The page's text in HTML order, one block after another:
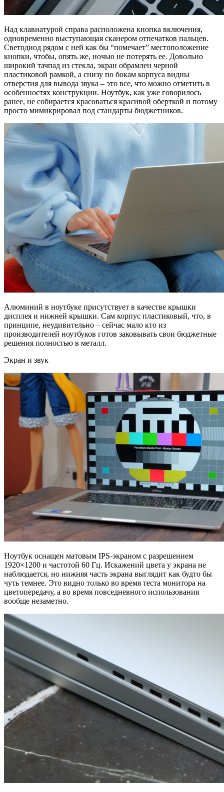
Над клавиатурой справа расположена кнопка включения,
одновременно выступающая сканером отпечатков пальцев.
Светодиод рядом с ней как бы “помечает” местоположение
кнопки, чтобы, опять же, ночью не потерять ее. Довольно
широкий тачпад из стекла, экран обрамлен черной
пластиковой рамкой, а снизу по бокам корпуса видны
отверстия для вывода звука – это все, что можно отметить в
особенностях конструкции. Ноутбук, как уже говорилось
ранее, не собирается красоваться красивой оберткой и потому
просто мимикрировал под стандарты бюджетников.
Алюминий в ноутбуке присутствует в качестве крышки
дисплея и нижней крышки. Сам корпус пластиковый, что, в
принципе, неудивительно – сейчас мало кто из
производителей ноутбуков готов заковывать свои бюджетные
решения полностью в металл.
Экран и звук
Ноутбук оснащен матовым IPS-экраном с разрешением
1920×1200 и частотой 60 Гц. Искажений цвета у экрана не
наблюдается, но нижняя часть экрана выглядит как будто бы
чуть темнее. Это видно только во время теста монитора на
цветопередачу, а во время повседневного использования
вообще незаметно.